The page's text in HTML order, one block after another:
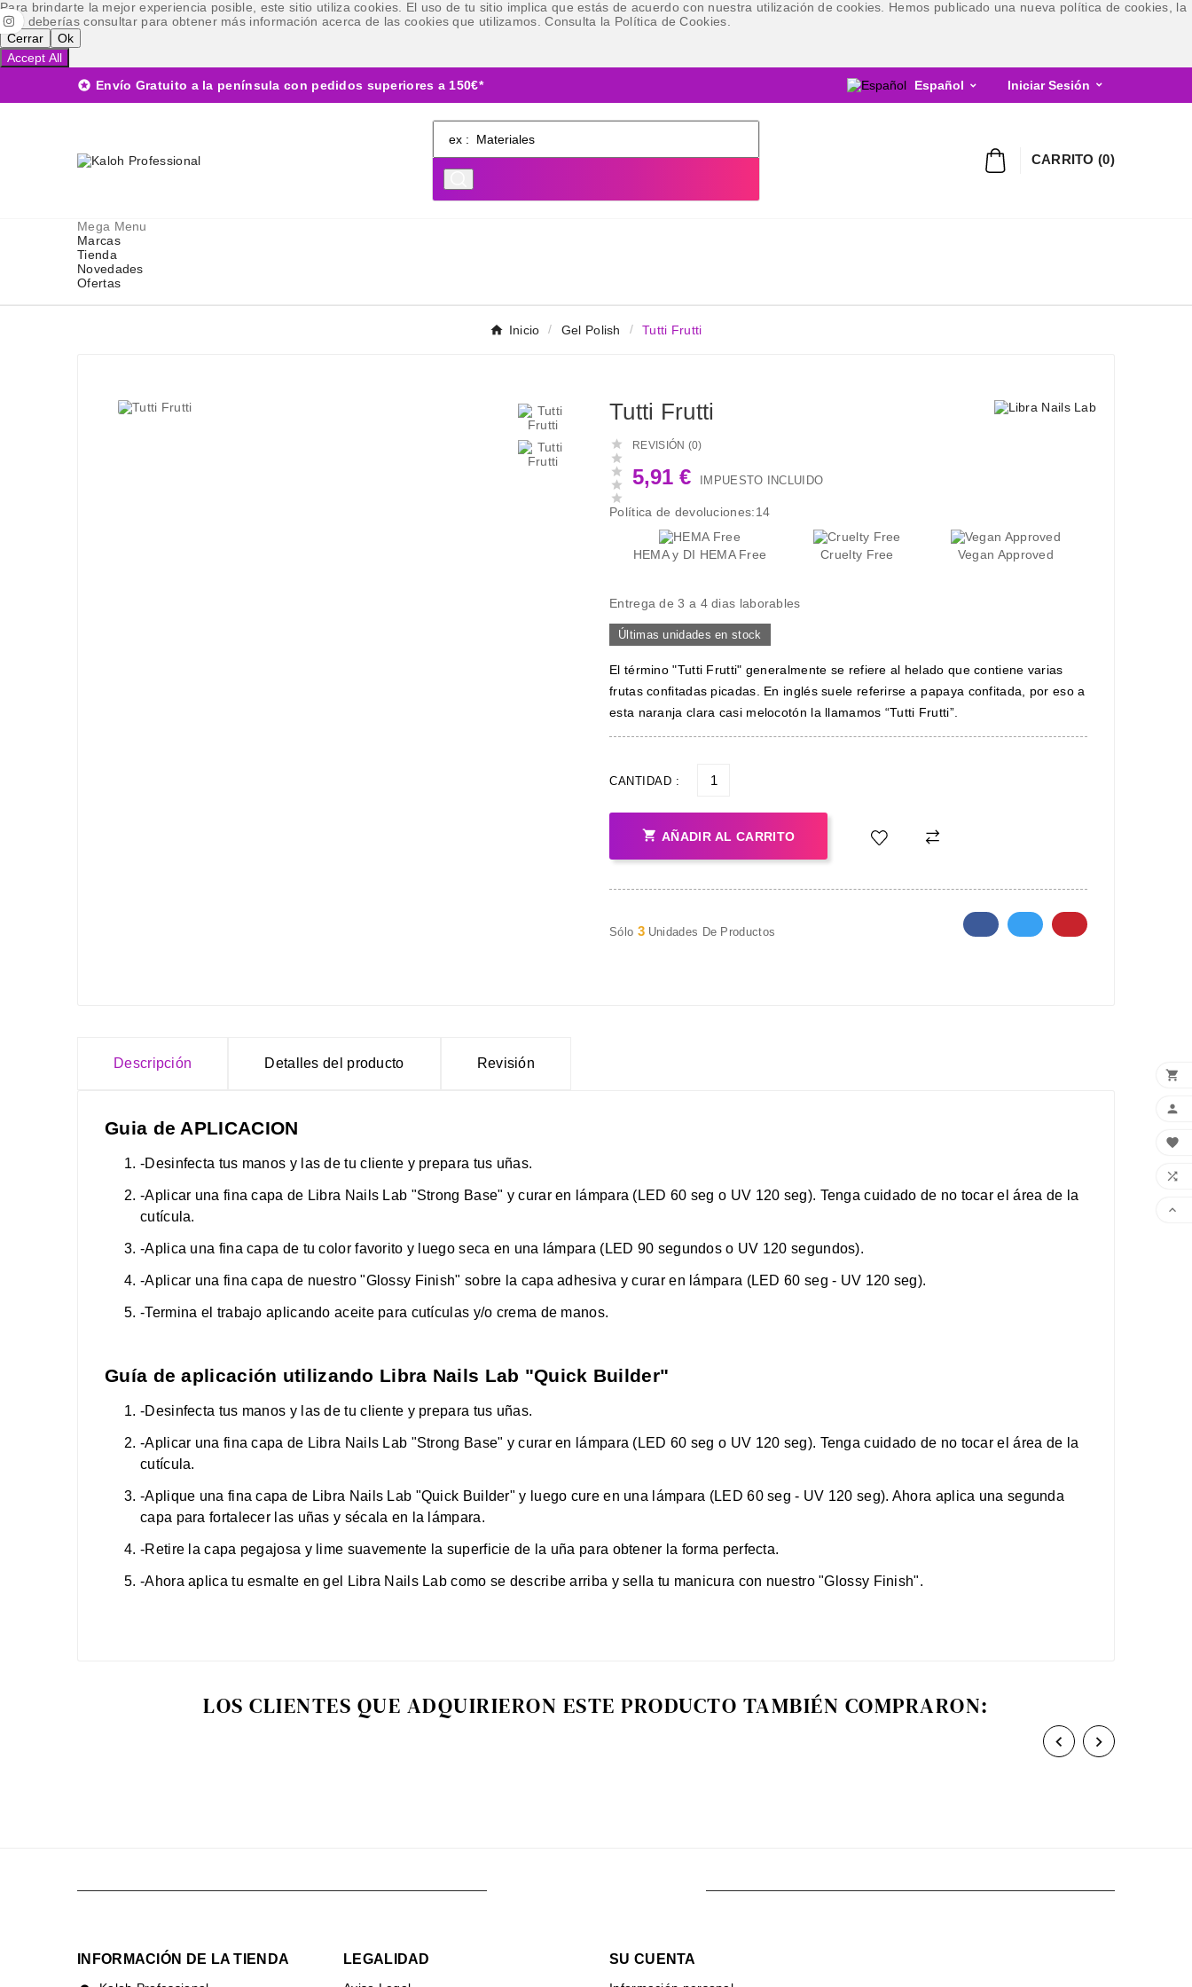
Para brindarte la mejor experiencia posible, este sitio utiliza cookies. El uso de tu sitio implica que estás de acuerdo con nuestra utilización de cookies. Hemos publicado una nueva política de cookies, la
cual deberías consultar para obtener más información acerca de las cookies que utilizamos. Consulta la Política de Cookies.
Cerrar
Ok
Accept All
 Envío Gratuito a la península con pedidos superiores a 150€* Español  Iniciar Sesión 
CARRITO(0)
Mega Menu
Marcas
Tienda
Novedades
Ofertas
Inicio Gel Polish Tutti Frutti
Tutti Frutti





REVISIÓN (0)
5,91 € IMPUESTO INCLUIDO
Política de devoluciones:14
HEMA y DI HEMA Free Cruelty Free Vegan Approved
Entrega de 3 a 4 dias laborables
Últimas unidades en stock
El término "Tutti Frutti" generalmente se refiere al helado que contiene varias
frutas confitadas picadas. En inglés suele referirse a papaya confitada, por eso a
esta naranja clara casi melocotón la llamamos “Tutti Frutti”.
CANTIDAD :
 AÑADIR AL CARRITO
Sólo 3Unidades De Productos
Descripción Detalles del producto Revisión
Guia de APLICACION
-Desinfecta tus manos y las de tu cliente y prepara tus uñas.
-Aplicar una fina capa de Libra Nails Lab "Strong Base" y curar en lámpara (LED 60 seg o UV 120 seg). Tenga cuidado de no tocar el área de la
cutícula.
-Aplica una fina capa de tu color favorito y luego seca en una lámpara (LED 90 segundos o UV 120 segundos).
-Aplicar una fina capa de nuestro "Glossy Finish" sobre la capa adhesiva y curar en lámpara (LED 60 seg - UV 120 seg).
-Termina el trabajo aplicando aceite para cutículas y/o crema de manos.
Guía de aplicación utilizando Libra Nails Lab "Quick Builder"
-Desinfecta tus manos y las de tu cliente y prepara tus uñas.
-Aplicar una fina capa de Libra Nails Lab "Strong Base" y curar en lámpara (LED 60 seg o UV 120 seg). Tenga cuidado de no tocar el área de la
cutícula.
-Aplique una fina capa de Libra Nails Lab "Quick Builder" y luego cure en una lámpara (LED 60 seg - UV 120 seg). Ahora aplica una segunda
capa para fortalecer las uñas y sécala en la lámpara.
-Retire la capa pegajosa y lime suavemente la superficie de la uña para obtener la forma perfecta.
-Ahora aplica tu esmalte en gel Libra Nails Lab como se describe arriba y sella tu manicura con nuestro "Glossy Finish".
LOS CLIENTES QUE ADQUIRIERON ESTE PRODUCTO TAMBIÉN COMPRARON:
 
INFORMACIÓN DE LA TIENDA LEGALIDAD SU CUENTA




